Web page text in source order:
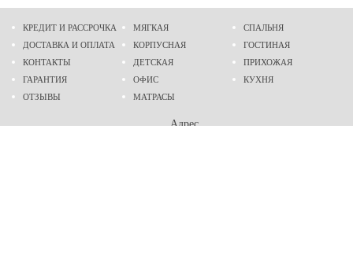
КРЕДИТ И РАССРОЧКА
ДОСТАВКА И ОПЛАТА
КОНТАКТЫ
ГАРАНТИЯ
ОТЗЫВЫ
МЯГКАЯ
КОРПУСНАЯ
ДЕТСКАЯ
ОФИС
МАТРАСЫ
СПАЛЬНЯ
ГОСТИНАЯ
ПРИХОЖАЯ
КУХНЯ
Адрес